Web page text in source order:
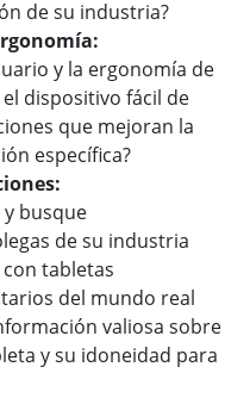
de su industria?
y la ergonomía de
dispositivo fácil de
que mejoran la
específica?
y busque
de su industria
tabletas
del mundo real
valiosa sobre
y su idoneidad para